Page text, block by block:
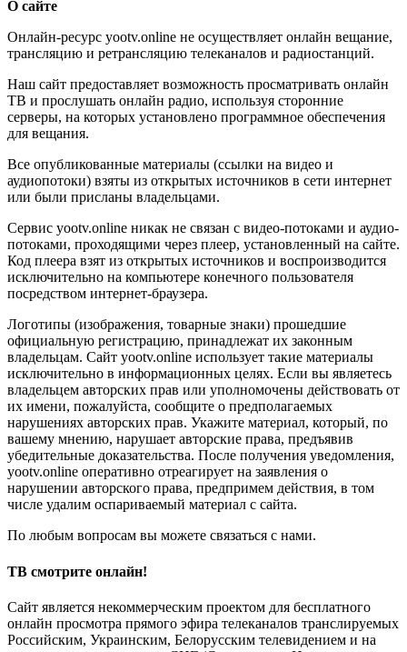
О сайте
Онлайн-ресурс yootv.online не осуществляет онлайн вещание,
трансляцию и ретрансляцию телеканалов и радиостанций.
Наш сайт предоставляет возможность просматривать онлайн
ТВ и прослушать онлайн радио, используя сторонние
серверы, на которых установлено программное обеспечения
для вещания.
Все опубликованные материалы (ссылки на видео и
аудиопотоки) взяты из открытых источников в сети интернет
или были присланы владельцами.
Сервис yootv.online никак не связан с видео-потоками и аудио-
потоками, проходящими через плеер, установленный на сайте.
Код плеера взят из открытых источников и воспроизводится
исключительно на компьютере конечного пользователя
посредством интернет-браузера.
Логотипы (изображения, товарные знаки) прошедшие
официальную регистрацию, принадлежат их законным
владельцам. Сайт yootv.online использует такие материалы
исключительно в информационных целях. Если вы являетесь
владельцем авторских прав или уполномочены действовать от
их имени, пожалуйста, сообщите о предполагаемых
нарушениях авторских прав. Укажите материал, который, по
вашему мнению, нарушает авторские права, предъявив
убедительные доказательства. После получения уведомления,
yootv.online оперативно отреагирует на заявления о
нарушении авторского права, предпримем действия, в том
числе удалим оспариваемый материал с сайта.
По любым вопросам вы можете связаться с нами.
ТВ смотрите онлайн!
Сайт является некоммерческим проектом для бесплатного
онлайн просмотра прямого эфира телеканалов транслируемых
Российским, Украинским, Белорусским телевидением и на